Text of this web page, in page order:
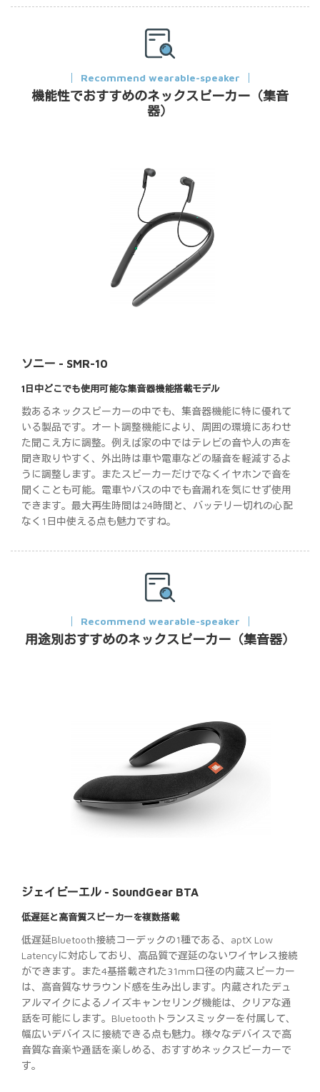
Recommend wearable-speaker
機能性でおすすめのネックスピーカー（集音
器）
ソニー - SMR-10
1日中どこでも使用可能な集音器機能搭載モデル
数あるネックスピーカーの中でも、集音器機能に特に優れて
いる製品です。オート調整機能により、周囲の環境にあわせ
た聞こえ方に調整。例えば家の中ではテレビの音や人の声を
聞き取りやすく、外出時は車や電車などの騒音を軽減するよ
うに調整します。またスピーカーだけでなくイヤホンで音を
聞くことも可能。電車やバスの中でも音漏れを気にせず使用
できます。最大再生時間は24時間と、バッテリー切れの心配
なく1日中使える点も魅力ですね。
Recommend wearable-speaker
用途別おすすめのネックスピーカー（集音器）
ジェイビーエル - SoundGear BTA
低遅延と高音質スピーカーを複数搭載
低遅延Bluetooth接続コーデックの1種である、aptX Low
Latencyに対応しており、高品質で遅延のないワイヤレス接続
ができます。また4基搭載された31mm口径の内蔵スピーカー
は、高音質なサラウンド感を生み出します。内蔵されたデュ
アルマイクによるノイズキャンセリング機能は、クリアな通
話を可能にします。Bluetoothトランスミッターを付属して、
幅広いデバイスに接続できる点も魅力。様々なデバイスで高
音質な音楽や通話を楽しめる、おすすめネックスピーカーで
す。